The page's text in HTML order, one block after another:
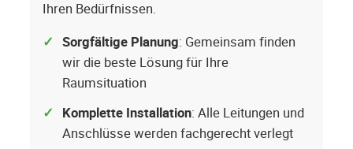
Ihren Bedürfnissen.
Sorgfältige Planung: Gemeinsam finden
wir die beste Lösung für Ihre
Raumsituation
Komplette Installation: Alle Leitungen und
Anschlüsse werden fachgerecht verlegt